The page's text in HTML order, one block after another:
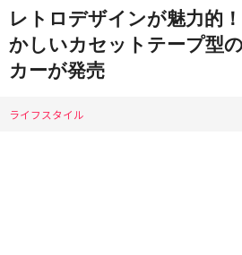
レトロデザインが魅力的
かしいカセットテープ型
カーが発売
ライフスタイル